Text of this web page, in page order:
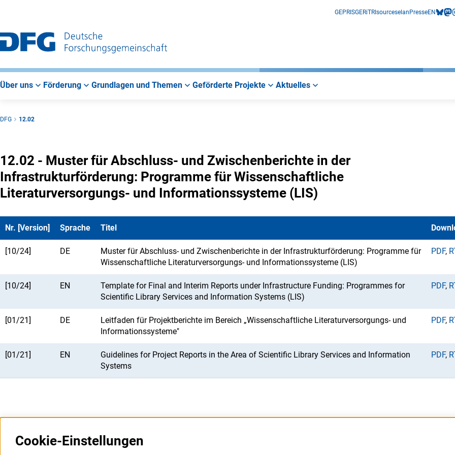
GEPRISGERiTRIsourceselan PresseEN
Über uns Förderung Grundlagen und Themen Geförderte Projekte Aktuelles
DFG 12.02
12.02 - Muster für Abschluss- und Zwischenberichte in der
Infrastrukturförderung: Programme für Wissenschaftliche
Literaturversorgungs- und Informationssysteme (LIS)
Nr. [Version] Sprache Titel
[10/24] DE
Muster für Abschluss- und Zwischenberichte in der Infrastrukturförderung: Programme für
Wissenschaftliche Literaturversorgungs- und Informationssysteme (LIS)
PDF,
[10/24] EN
Template for Final and Interim Reports under Infrastructure Funding: Programmes for
Scientific Library Services and Information Systems (LIS)
PDF,
[01/21] DE
Leitfaden für Projektberichte im Bereich „Wissenschaftliche Literaturversorgungs- und
Informationssysteme"
PDF,
[01/21] EN
Guidelines for Project Reports in the Area of Scientific Library Services and Information
Systems
PDF,
Cookie-Einstellungen